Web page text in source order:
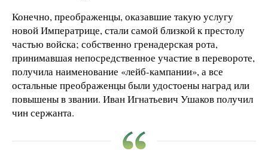
Конечно, преображенцы, оказавшие такую услугу
новой Императрице, стали самой близкой к престолу
частью войска; собственно гренадерская рота,
принимавшая непосредственное участие в перевороте,
получила наименование «лейб-кампании», а все
остальные преображенцы были удостоены наград или
повышены в звании. Иван Игнатьевич Ушаков получил
чин сержанта.